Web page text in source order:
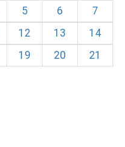
5 6
7
12 13
14
19 20
21